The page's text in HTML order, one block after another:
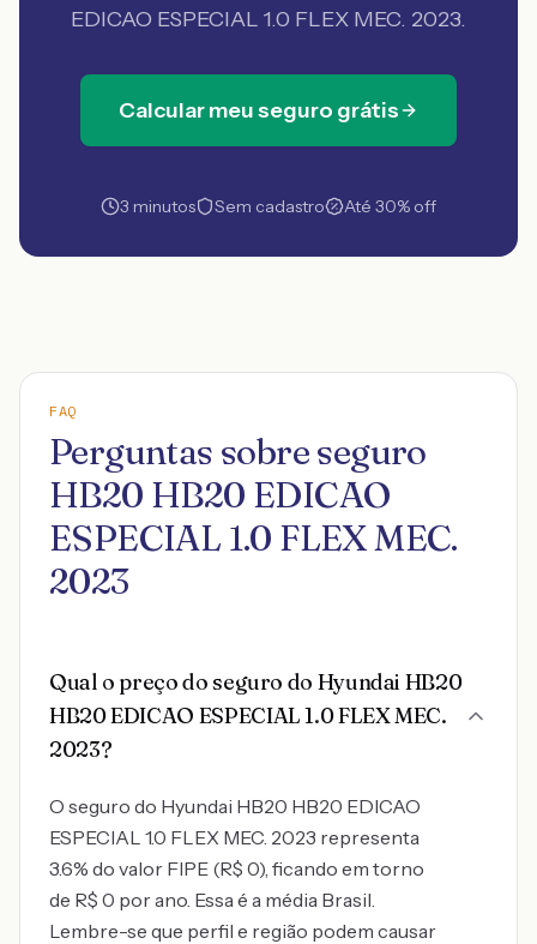
EDICAO ESPECIAL 1.0 FLEX MEC. 2023.
Calcular meu seguro grátis
3 minutos Sem cadastro Até 30% off
FAQ
Perguntas sobre seguro
HB20 HB20 EDICAO
ESPECIAL 1.0 FLEX MEC.
2023
Qual o preço do seguro do Hyundai HB20
HB20 EDICAO ESPECIAL 1.0 FLEX MEC.
2023?
O seguro do Hyundai HB20 HB20 EDICAO
ESPECIAL 1.0 FLEX MEC. 2023 representa
3.6% do valor FIPE (R$ 0), ficando em torno
de R$ 0 por ano. Essa é a média Brasil.
Lembre-se que perfil e região podem causar